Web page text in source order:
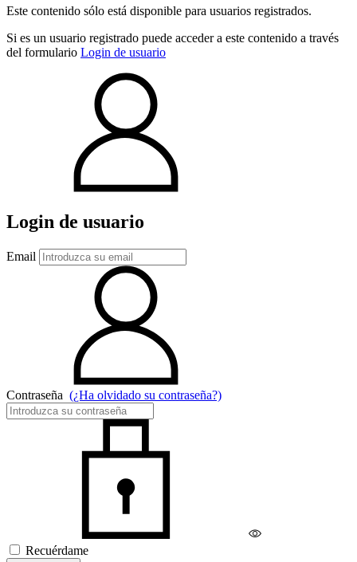
Este contenido sólo está disponible para usuarios registrados.
Si es un usuario registrado puede acceder a este contenido a través
del formulario Login de usuario
Login de usuario
Email
Contraseña (¿Ha olvidado su contraseña?)
Recuérdame